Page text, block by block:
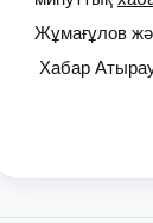
Жұмағұлов
Хабар